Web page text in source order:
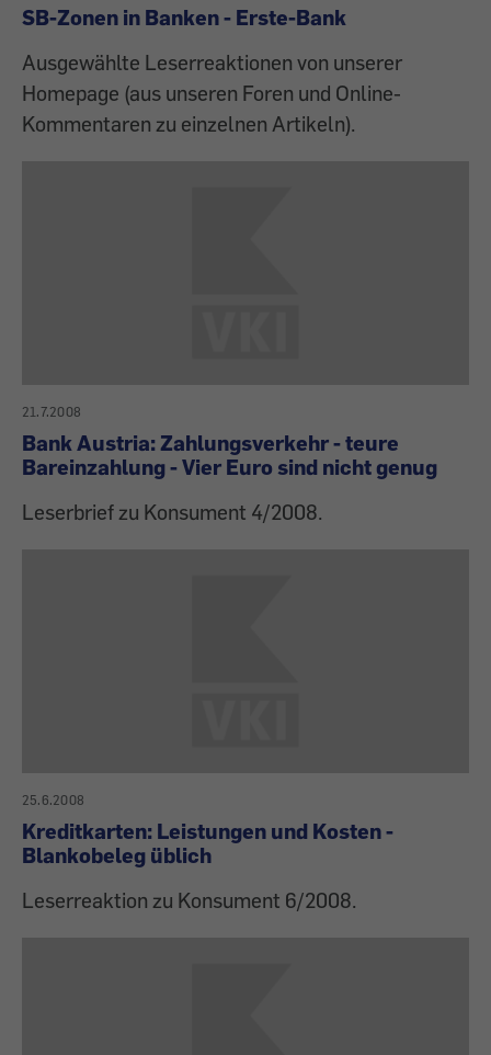
SB-Zonen in Banken - Erste-Bank
Ausgewählte Leserreaktionen von unserer
Homepage (aus unseren Foren und Online-
Kommentaren zu einzelnen Artikeln).
21.7.2008
Bank Austria: Zahlungsverkehr - teure
Bareinzahlung - Vier Euro sind nicht genug
Leserbrief zu Konsument 4/2008.
25.6.2008
Kreditkarten: Leistungen und Kosten -
Blankobeleg üblich
Leserreaktion zu Konsument 6/2008.